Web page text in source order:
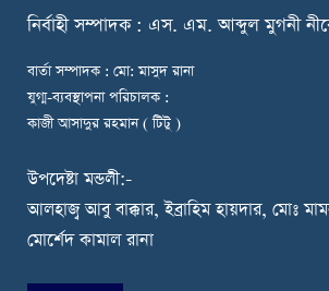
নির্বাহী সম্পাদক : এস. এম. আব্দুল মুগনী
বার্তা সম্পাদক : মো: মাসুদ রানা
যুগ্ম-ব্যবস্থাপনা পরিচালক :
কাজী আসাদুর রহমান ( টিটু )
উপদেষ্টা মন্ডলী:-
আলহাজ্ব আবু বাক্কার, ইব্রাহিম হায়দার, মোঃ
মোর্শেদ কামাল রানা